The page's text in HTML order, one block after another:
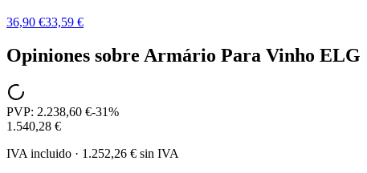
36,90 €33,59 €
Opiniones sobre Armário Para Vinho ELG
PVP: 2.238,60 €-31%
1.540,28 €
IVA incluido · 1.252,26 € sin IVA